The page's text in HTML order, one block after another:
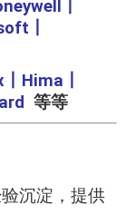
Hima
等等
沉淀，提供